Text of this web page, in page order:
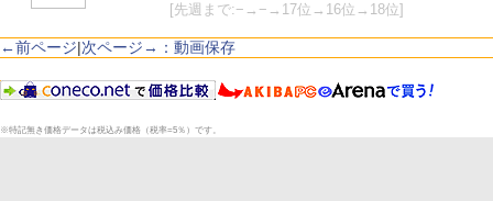
[先週まで:−→−→17位→16位→18位]
←前ページ|次ページ→：動画保存
※特記無き価格データは税込み価格（税率=5％）です。